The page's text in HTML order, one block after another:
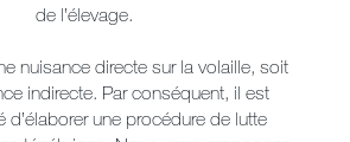
de l’élevage.
nuisance directe sur la volaille, soit
indirecte. Par conséquent, il est
d’élaborer une procédure de lutte